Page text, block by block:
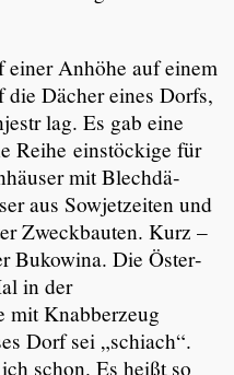
Anhöhe auf einem
Dächer eines Dorfs,
lag. Es gab eine
Reihe einstö­ckige für
mit Blech­dä­
aus Sowjet­zeiten und
Zweck­bauten. Kurz –
Bukowina. Die Öster­
in der
mit Knabber­zeug
Dorf sei „schiach“.
schon. Es heißt so